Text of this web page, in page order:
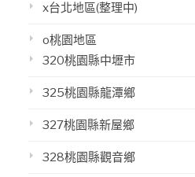
x台北地區(整理中)
o桃園地區
320桃園縣中壢市
325桃園縣龍潭鄉
327桃園縣新屋鄉
328桃園縣觀音鄉